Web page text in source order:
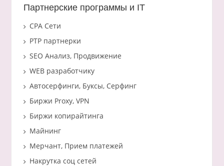
Партнерские программы и IT
CPA Сети
PTP партнерки
SEO Анализ, Продвижение
WEB разработчику
Автосерфинги, Буксы, Серфинг
Биржи Proxy, VPN
Биржи копирайтинга
Майнинг
Мерчант, Прием платежей
Накрутка соц сетей